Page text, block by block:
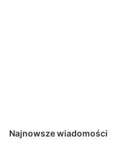
Najnowsze wiadomości